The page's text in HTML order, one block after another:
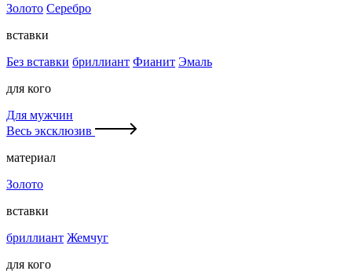
Золото Серебро
вставки
Без вставки бриллиант Фианит Эмаль
для кого
Для мужчин
Весь эксклюзив
материал
Золото
вставки
бриллиант Жемчуг
для кого